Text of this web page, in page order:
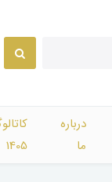
درباره
ما
1405